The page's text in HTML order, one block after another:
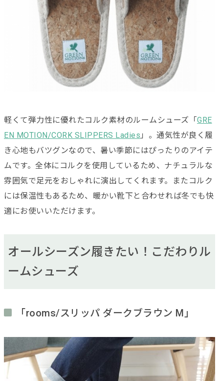
軽くて弾力性に優れたコルク素材のルームシューズ「 GRE
EN MOTION/CORK SLIPPERS Ladies 」。通気性が良く履
き心地もバツグンなので、暑い季節にはぴったりのアイテ
ムです。全体にコルクを使用しているため、ナチュラルな
雰囲気で足元をおしゃれに演出してくれます。またコルク
には保温性もあるため、暖かい靴下と合わせれば冬でも快
適にお使いいただけます。
オールシーズン履きたい！こだわりル
ームシューズ
「rooms/スリッパ ダークブラウン M」